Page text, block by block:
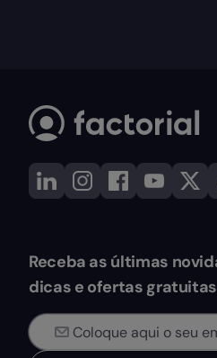
Receba as últimas
dicas e ofertas